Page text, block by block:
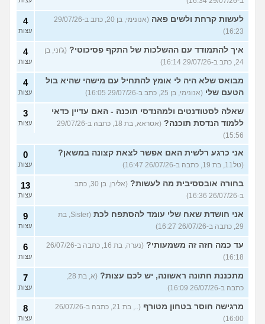
לעשות קרחת ולשים פאה
(אנונימי, בן 20, כתב ב-29/07/26
16:23)
4
עצות
איך להתמודד עם ההשלכות של התקף פסיכוטי? (ג'וני, בן
24, כתב ב-29/07/26 16:14)
4
עצות
מבואס שלא היה לי אומץ להתחיל עם מישהי שהיא בול
הטעם שלי (אנונימי, בן 25, כתב ב-29/07/26 16:05)
4
עצות
שאלה לסטודנטים ולמהנדסי תוכנה - האם עדיין כדאי
ללמוד הנדסת תוכנה?
(אסראא, בת 18, כתבה ב-29/07/26
15:56)
3
עצות
אני כרגע רלשית האם אפשר לצאת קצונה במשאן?
(טל11, בת 19, כתבה ב-26/07/26 16:47)
0
עצות
בחורה אובססיבית מה לעשות?
(אלירן, בן 30, כתב
ב-26/07/26 16:36)
13
עצות
אני חושדת שאח שלי עומד להסתפח לכת
(Sister, בת
29, כתבה ב-26/07/26 16:27)
9
עצות
עד כמה חזה זה משמעותי?
(נערה, בת 16, כתבה ב-26/07/26
16:18)
6
עצות
מתכננת חתונה ראשונה, יש לכם עצות?
(א, בת 28,
כתבה ב-26/07/26 16:09)
7
עצות
מרגישה חוסר בטחון מטורף
(.., בת 21, כתבה ב-26/07/26
16:00)
8
עצות